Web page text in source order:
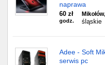
naprawa
60 zł
godz. śląskie
Adee - Soft
serwis pc
Częstochowa
Olsztyn